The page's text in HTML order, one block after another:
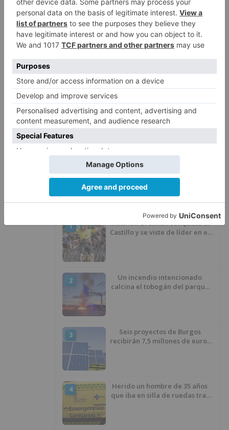
El portavoz de Imagina Burgos ha matizado que,
el dinero recaudado si estas propuestas y
modificaciones se llevan a cabo, podrá
introducirse en ordenanzas de carácter social
como las que regulan las escuelas o los centros
cívicos.
Burgos creación apoyo medioambiental
alivio
prioridad imagina
LO + VISTO
1
Castillo y se viste de líder en el
2
Un incendio intencionado
calcina el tobogán del parque
3
Seis proyectos de Burgos
recibirán 7,5 millones de euros
4
Herido un hombre de 35 años
que iba en silla de ruedas tras